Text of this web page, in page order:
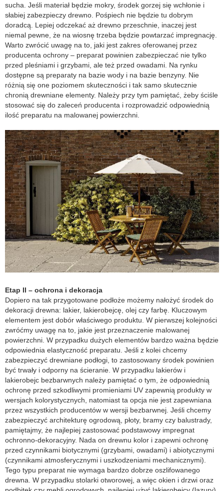
sucha. Jeśli materiał będzie mokry, środek gorzej się wchłonie i
słabiej zabezpieczy drewno. Pośpiech nie będzie tu dobrym
doradcą. Lepiej odczekać aż drewno przeschnie, inaczej jest
niemal pewne, że na wiosnę trzeba będzie powtarzać impregnację.
Warto zwrócić uwagę na to, jaki jest zakres oferowanej przez
producenta ochrony – preparat powinien zabezpieczać nie tylko
przed pleśniami i grzybami, ale też przed owadami. Na rynku
dostępne są preparaty na bazie wody i na bazie benzyny. Nie
różnią się one poziomem skuteczności i tak samo skutecznie
chronią drewniane elementy. Należy przy tym pamiętać, żeby ściśle
stosować się do zaleceń producenta i rozprowadzić odpowiednią
ilość preparatu na malowanej powierzchni.
Etap II – ochrona i dekoracja
Dopiero na tak przygotowane podłoże możemy nałożyć środek do
dekoracji drewna: lakier, lakierobejcę, olej czy farbę. Kluczowym
elementem jest dobór właściwego produktu. W pierwszej kolejności
zwróćmy uwagę na to, jakie jest przeznaczenie malowanej
powierzchni. W przypadku dużych elementów bardzo ważna będzie
odpowiednia elastyczność preparatu. Jeśli z kolei chcemy
zabezpieczyć drewniane podłogi, to zastosowany środek powinien
być trwały i odporny na ścieranie. W przypadku lakierów i
lakierobejc bezbarwnych należy pamiętać o tym, że odpowiednią
ochronę przed szkodliwymi promieniami UV zapewnią produkty w
wersjach kolorystycznych, natomiast ta opcja nie jest zapewniana
przez wszystkich producentów w wersji bezbarwnej. Jeśli chcemy
zabezpieczyć architekturę ogrodową, płoty, bramy czy balustrady,
pamiętajmy, że najlepiej zastosować podstawowy impregnat
ochronno-dekoracyjny. Nada on drewnu kolor i zapewni ochronę
przed czynnikami biotycznymi (grzybami, owadami) i abiotycznymi
(czynnikami atmosferycznymi i uszkodzeniami mechanicznymi).
Tego typu preparat nie wymaga bardzo dobrze oszlifowanego
drewna. W przypadku stolarki otworowej, a więc okien i drzwi oraz